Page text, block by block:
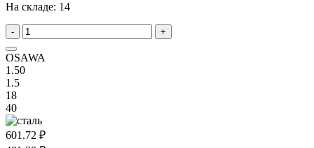
На складе: 14
- +
OSAWA
1.50
1.5
18
40
601.72 ₽